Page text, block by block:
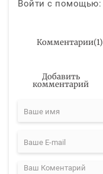
Войти с помощью:
Комментарии(1)
Добавить
комментарий